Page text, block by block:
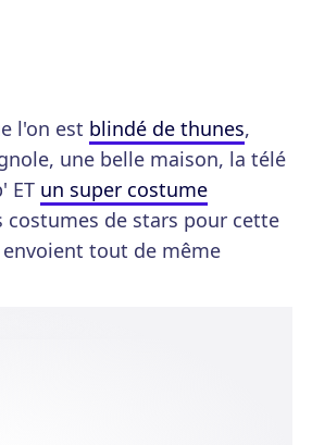
l'on est blindé de thunes,
une belle maison, la télé
ET un super costume
costumes de stars pour cette
tout de même